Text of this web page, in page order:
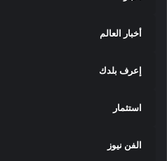
أخبار العالم
إعرف بلدك
استثمار
الفن نيوز